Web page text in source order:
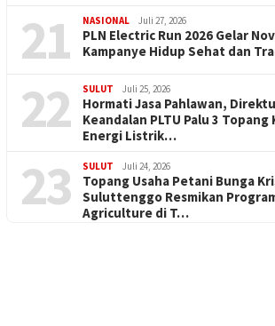
21 NASIONAL Juli 27, 2026
PLN Electric Run 2026 Gelar
Kampanye Hidup Sehat dan
22 SULUT Juli 25, 2026
Hormati Jasa Pahlawan,
Keandalan PLTU Palu 3
Energi Listrik…
23 SULUT Juli 24, 2026
Topang Usaha Petani Bunga
Suluttenggo Resmikan
Agriculture di T…